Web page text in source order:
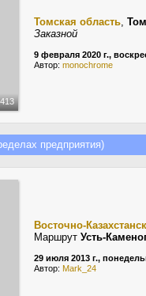
413
Томская область,
Заказной
9 февраля 2020 г.,
Автор: monochrome
предприятия)
Восточно-
Маршрут Усть-
29 июля 2013 г.,
Автор: Mark_24